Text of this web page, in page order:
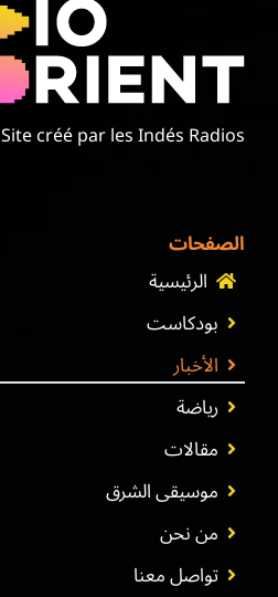
Site créé par les Indés Radios
الصفحات
الرئيسية
بودكاست
الأخبار
رياضة
مقالات
موسيقى الشرق
من نحن
تواصل معنا